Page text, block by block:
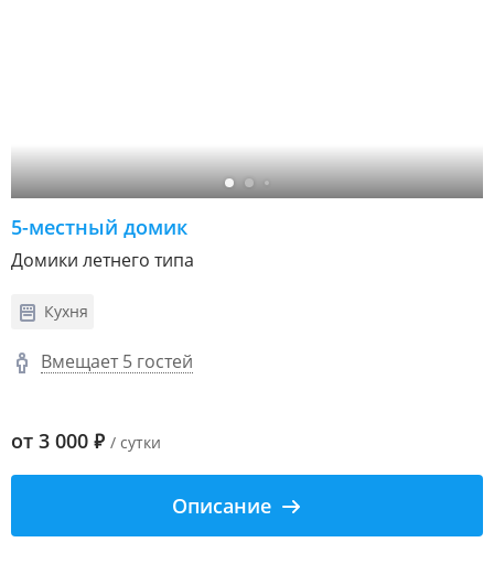
5-местный домик
Домики летнего типа
Кухня
Вмещает 5 гостей
от 3 000 ₽ / сутки
Описание